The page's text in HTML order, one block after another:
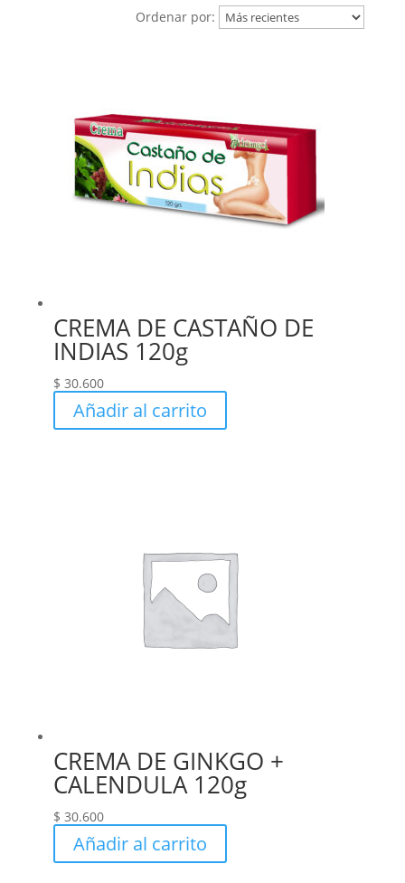
Ordenar por:
CREMA DE CASTAÑO DE
INDIAS 120g
$ 30.600
Añadir al carrito
CREMA DE GINKGO +
CALENDULA 120g
$ 30.600
Añadir al carrito